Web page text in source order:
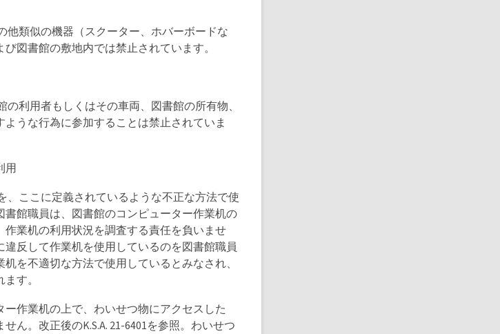
他類似の機器（スクーター、ホバーボードな
図書館の敷地内では禁止されています。
利用者もしくはその車両、図書館の所有物、
うな行為に参加することは禁止されていま
用
、ここに定義されているような不正な方法で使
館職員は、図書館のコンピューター作業机の
業机の利用状況を調査する責任を負いませ
反して作業机を使用しているのを図書館職員
を不適切な方法で使用しているとみなされ、
す。
作業机の上で、わいせつ物にアクセスした
ん。改正後のK.S.A. 21-6401を参照。わいせつ